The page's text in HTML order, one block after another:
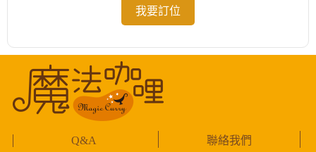
我要訂位
Q&A 聯絡我們